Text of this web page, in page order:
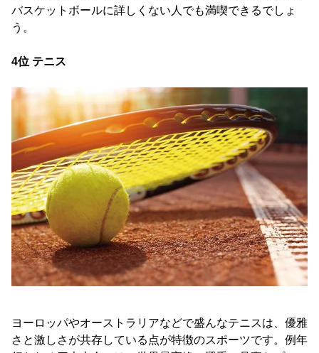
バスケットボールに詳しくない人でも満喫できるでしょ
う。
4位 テニス
ヨーロッパやオーストラリアなどで盛んなテニスは、優雅
さと激しさが共存している点が特徴のスポーツです。例年